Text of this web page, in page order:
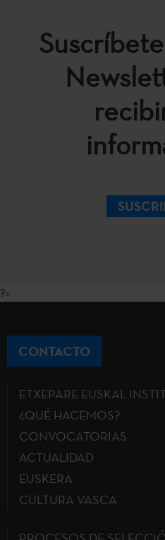
?>
CONTACTO
ETXEPARE EUSKAL
¿QUÉ HACEMOS?
CONVOCATORIAS
ACTUALIDAD
EUSKERA
CULTURA VASCA